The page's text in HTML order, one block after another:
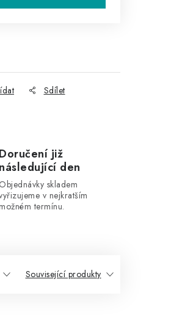
Sdílet
Doručení již
následující den
Objednávky skladem
v nejkratším
termínu.
Související produkty